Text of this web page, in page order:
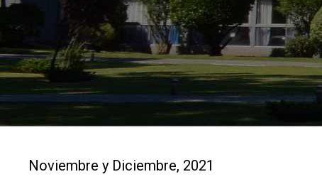
Noviembre y Diciembre, 2021